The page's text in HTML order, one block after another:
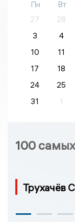
Пн Вт
27
28
3
4
10
11
17
18
24
25
31
1
100
Трухачёв